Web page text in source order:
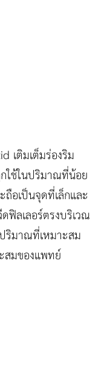
เติมเต็มร่องริม
ใช้ในปริมาณที่น้อย
อเป็นจุดที่เล็กและ
ฟิลเลอร์ตรงบริเวณ
ริมาณที่เหมาะสม
สมของแพทย์